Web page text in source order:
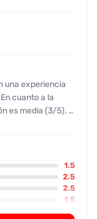
una experiencia
cuanto a la
es media (3/5), lo
con las
sin sobresaltos
que no es
se considera
la escort se
la cliente se
o
1.5
2.5
2.5
1.5